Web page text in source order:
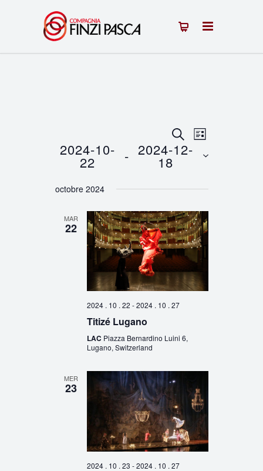
Recherche
et
navigation
de
vues
Évènements
RECHERCHE
Navigation
de
LISTE
2024-10-
22 - 2024-12-
18
une
octobre 2024
MAR
22
2024 . 10 . 22 -2024 . 10 . 27
Titizé Lugano
LAC Piazza Bernardino Luini 6,
Lugano, Switzerland
MER
23
2024 . 10 . 23 -2024 . 10 . 27